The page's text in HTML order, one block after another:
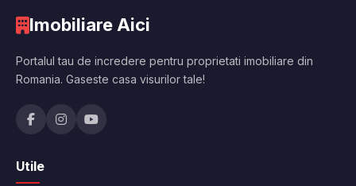
Imobiliare Aici
Portalul tau de incredere pentru proprietati imobiliare din
Romania. Gaseste casa visurilor tale!
Utile